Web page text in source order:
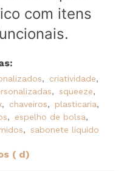
com itens
, criatividade,
, squeeze,
, chaveiros, plasticaria,
, espelho de bolsa,
, sabonete líquido
( d)